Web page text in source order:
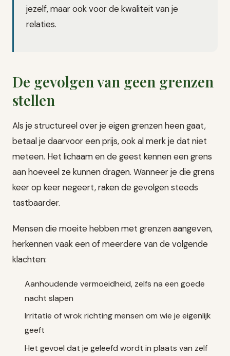
jezelf, maar ook voor de kwaliteit van je
relaties.
De gevolgen van geen grenzen
stellen
Als je structureel over je eigen grenzen heen gaat,
betaal je daarvoor een prijs, ook al merk je dat niet
meteen. Het lichaam en de geest kennen een grens
aan hoeveel ze kunnen dragen. Wanneer je die grens
keer op keer negeert, raken de gevolgen steeds
tastbaarder.
Mensen die moeite hebben met grenzen aangeven,
herkennen vaak een of meerdere van de volgende
klachten:
Aanhoudende vermoeidheid, zelfs na een goede
nacht slapen
Irritatie of wrok richting mensen om wie je eigenlijk
geeft
Het gevoel dat je geleefd wordt in plaats van zelf